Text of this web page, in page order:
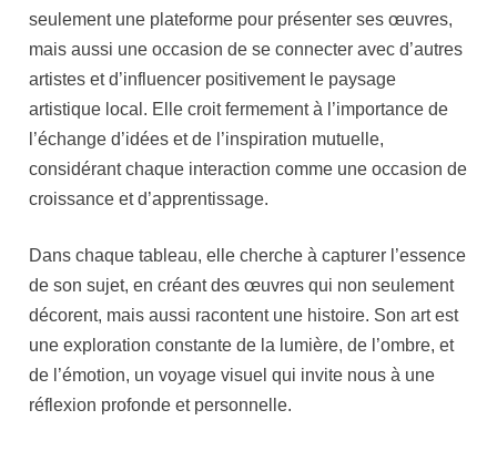
seulement une plateforme pour présenter ses œuvres,
mais aussi une occasion de se connecter avec d’autres
artistes et d’influencer positivement le paysage
artistique local. Elle croit fermement à l’importance de
l’échange d’idées et de l’inspiration mutuelle,
considérant chaque interaction comme une occasion de
croissance et d’apprentissage.
Dans chaque tableau, elle cherche à capturer l’essence
de son sujet, en créant des œuvres qui non seulement
décorent, mais aussi racontent une histoire. Son art est
une exploration constante de la lumière, de l’ombre, et
de l’émotion, un voyage visuel qui invite nous à une
réflexion profonde et personnelle.